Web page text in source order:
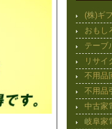
(株)ギ
おもし
テーブ
リサイ
不用品
不用品
中古家
岐阜家